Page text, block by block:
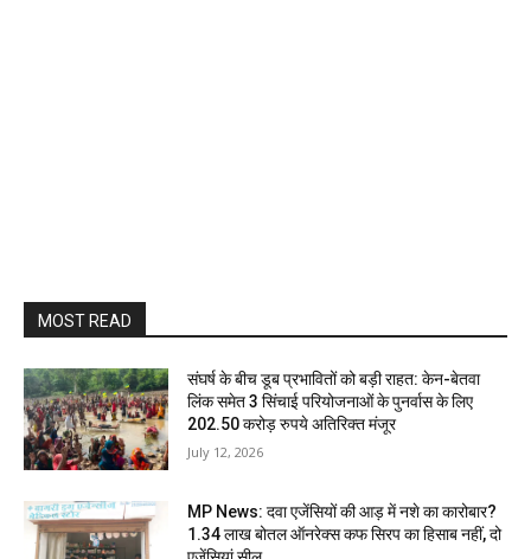
MOST READ
संघर्ष के बीच डूब प्रभावितों को बड़ी राहत: केन-बेतवा
लिंक समेत 3 सिंचाई परियोजनाओं के पुनर्वास के लिए
202.50 करोड़ रुपये अतिरिक्त मंजूर
July 12, 2026
MP News: दवा एजेंसियों की आड़ में नशे का कारोबार?
1.34 लाख बोतल ऑनरेक्स कफ सिरप का हिसाब नहीं, दो